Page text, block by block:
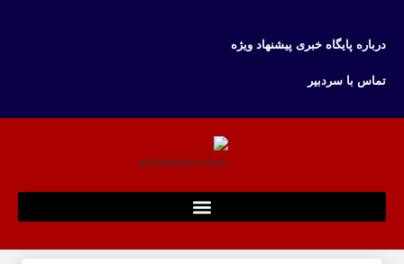
درباره پایگاه خبری پیشنهاد ویژه
تماس با سردبیر